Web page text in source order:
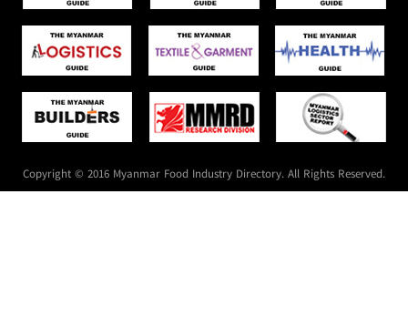
Copyright © 2016 Myanmar Food Industry Directory. All Rights Reserved.